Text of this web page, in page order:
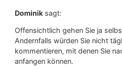
Dominik sagt:
Offensichtlich gehen Sie ja
Andernfalls würden Sie nicht
kommentieren, mit denen Sie
anfangen können.